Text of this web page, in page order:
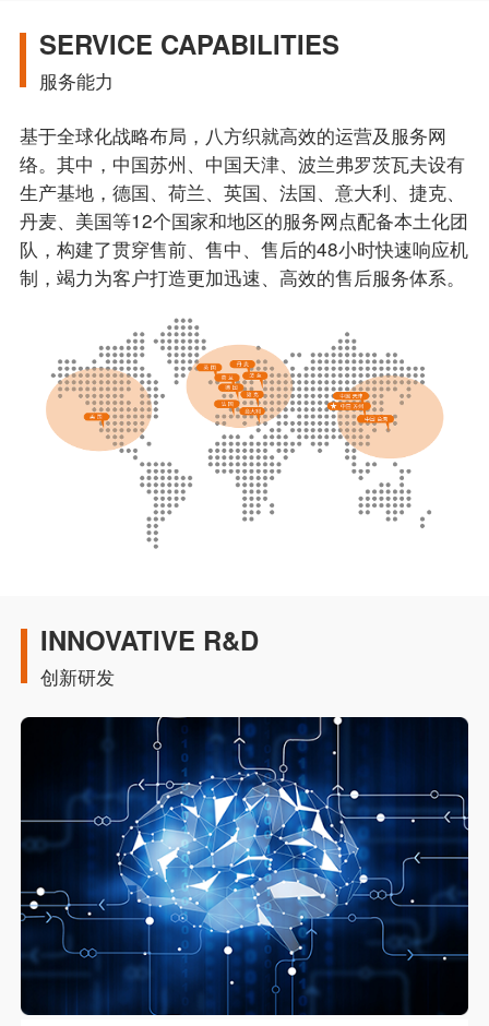
SERVICE CAPABILITIES
服务能力
基于全球化战略布局，八方织就高效的运营及服务网
络。其中，中国苏州、中国天津、波兰弗罗茨瓦夫设有
生产基地，德国、荷兰、英国、法国、意大利、捷克、
丹麦、美国等12个国家和地区的服务网点配备本土化团
队，构建了贯穿售前、售中、售后的48小时快速响应机
制，竭力为客户打造更加迅速、高效的售后服务体系。
INNOVATIVE R&D
创新研发